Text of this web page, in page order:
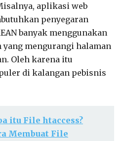
aplikasi web
penyegaran
banyak menggunakan
mengurangi halaman
Oleh karena itu
di kalangan pebisnis
itu File htaccess?
Membuat File